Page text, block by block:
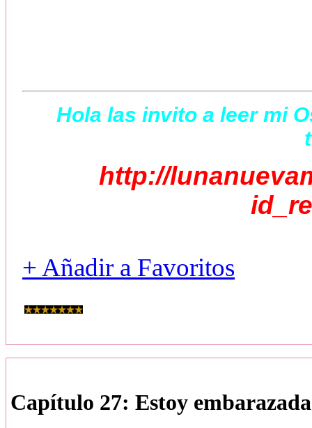
Hola las invito a leer mi
http://
+ Añadir a Favoritos
Capítulo 27: Estoy embarazada